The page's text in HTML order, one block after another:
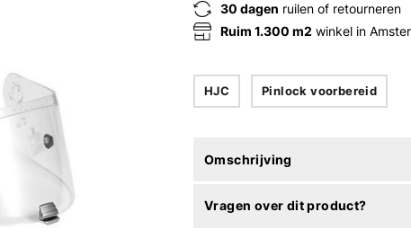
30 dagen ruilen of retourneren
Ruim 1.300 m2 winkel in
HJC Pinlock voorbereid
Omschrijving
Vragen over dit product?